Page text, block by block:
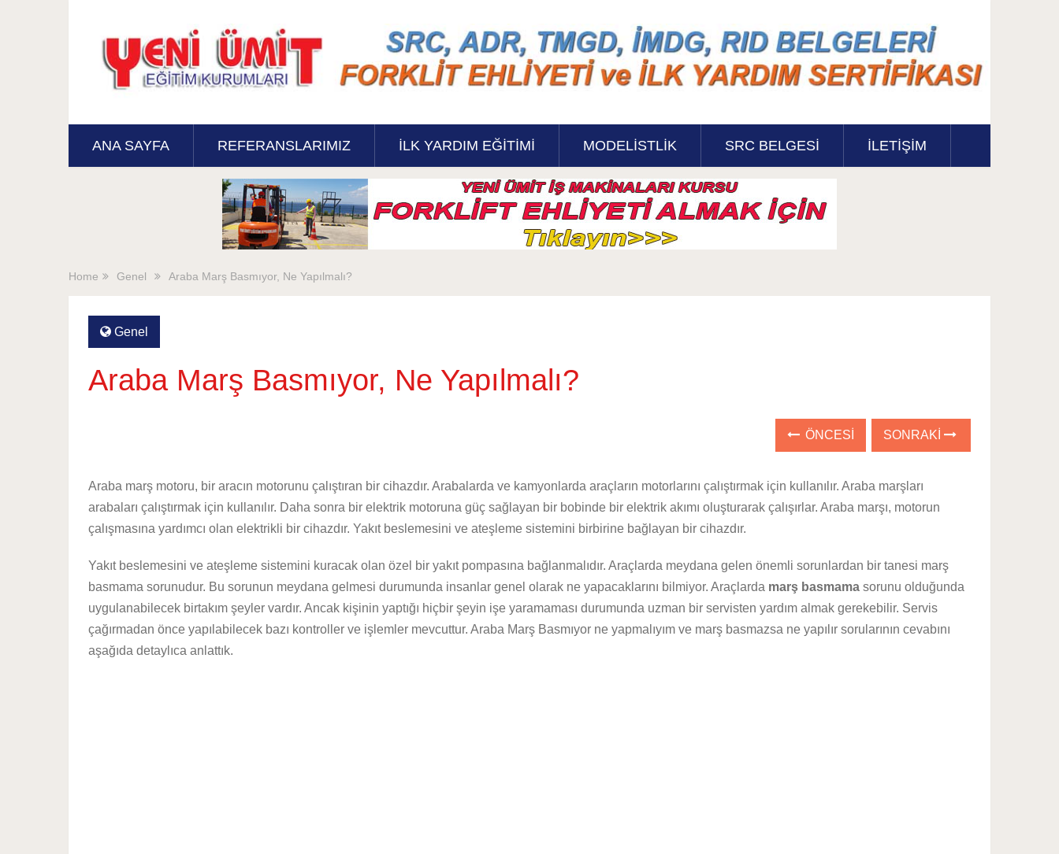
ANA SAYFA REFERANSLARIMIZ İLK YARDIM EĞITIMI MODELISTLIK SRC BELGESI İLETİŞİM
Home Genel Araba Marş Basmıyor, Ne Yapılmalı?
Genel
Araba Marş Basmıyor, Ne Yapılmalı?
ÖNCESI SONRAKI
Araba marş motoru, bir aracın motorunu çalıştıran bir cihazdır. Arabalarda ve kamyonlarda araçların motorlarını çalıştırmak için kullanılır. Araba marşları
arabaları çalıştırmak için kullanılır. Daha sonra bir elektrik motoruna güç sağlayan bir bobinde bir elektrik akımı oluşturarak çalışırlar. Araba marşı, motorun
çalışmasına yardımcı olan elektrikli bir cihazdır. Yakıt beslemesini ve ateşleme sistemini birbirine bağlayan bir cihazdır.
Yakıt beslemesini ve ateşleme sistemini kuracak olan özel bir yakıt pompasına bağlanmalıdır. Araçlarda meydana gelen önemli sorunlardan bir tanesi marş
basmama sorunudur. Bu sorunun meydana gelmesi durumunda insanlar genel olarak ne yapacaklarını bilmiyor. Araçlarda marş basmama sorunu olduğunda
uygulanabilecek birtakım şeyler vardır. Ancak kişinin yaptığı hiçbir şeyin işe yaramaması durumunda uzman bir servisten yardım almak gerekebilir. Servis
çağırmadan önce yapılabilecek bazı kontroller ve işlemler mevcuttur. Araba Marş Basmıyor ne yapmalıyım ve marş basmazsa ne yapılır sorularının cevabını
aşağıda detaylıca anlattık.